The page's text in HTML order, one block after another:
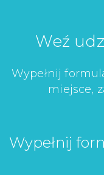
Weź
Wypełnij
miejsce,
Wypełnij